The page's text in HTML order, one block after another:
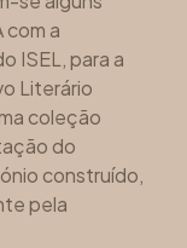
com a
ISEL, para a
Literário
coleção
do
construído,
pela